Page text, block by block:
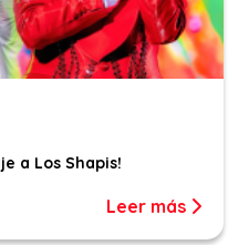
a Los Shapis!
Leer más